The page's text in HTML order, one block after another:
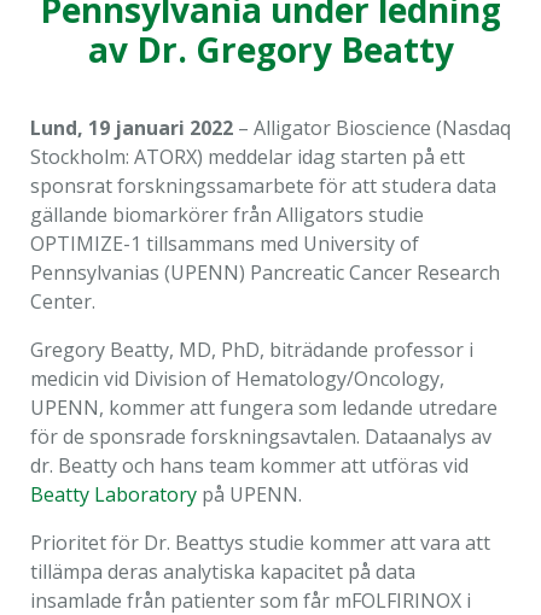
Pennsylvania under ledning
av Dr. Gregory Beatty
Lund, 19 januari 2022 – Alligator Bioscience (Nasdaq
Stockholm: ATORX) meddelar idag starten på ett
sponsrat forskningssamarbete för att studera data
gällande biomarkörer från Alligators studie
OPTIMIZE-1 tillsammans med University of
Pennsylvanias (UPENN) Pancreatic Cancer Research
Center.
Gregory Beatty, MD, PhD, biträdande professor i
medicin vid Division of Hematology/Oncology,
UPENN, kommer att fungera som ledande utredare
för de sponsrade forskningsavtalen. Dataanalys av
dr. Beatty och hans team kommer att utföras vid
Beatty Laboratory på UPENN.
Prioritet för Dr. Beattys studie kommer att vara att
tillämpa deras analytiska kapacitet på data
insamlade från patienter som får mFOLFIRINOX i